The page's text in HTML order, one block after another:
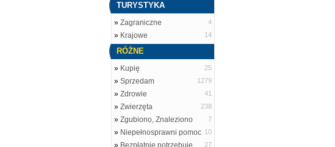
TURYSTYKA
» Zagraniczne 4
» Krajowe 14
RÓŻNE
» Kupię 25
» Sprzedam 1279
» Zdrowie 41
» Zwierzęta 238
» Zgubiono, Znaleziono 7
» Niepełnosprawni pomoc 10
» Bezpłatnie potrzebuję 27